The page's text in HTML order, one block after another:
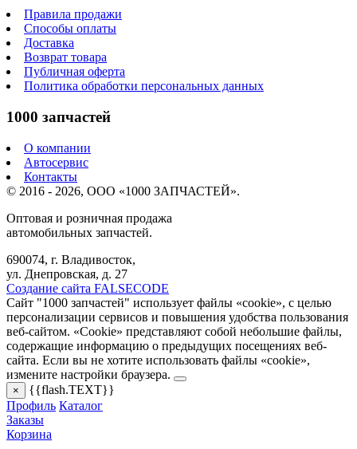
Правила продажи
Способы оплаты
Доставка
Возврат товара
Публичная оферта
Политика обработки персональных данных
1000 запчастей
О компании
Автосервис
Контакты
© 2016 - 2026, ООО «1000 ЗАПЧАСТЕЙ».
Оптовая и розничная продажа
автомобильных запчастей.
690074, г. Владивосток,
ул. Днепровская, д. 27
Создание сайта FALSECODE
Сайт "1000 запчастей" использует файлы «cookie», с целью
персонализации сервисов и повышения удобства пользования
веб-сайтом. «Cookie» представляют собой небольшие файлы,
содержащие информацию о предыдущих посещениях веб-
сайта. Если вы не хотите использовать файлы «cookie»,
измените настройки браузера.
×
{{flash.TEXT}}
Профиль Каталог
Заказы
Корзина